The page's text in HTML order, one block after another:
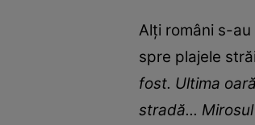
Alți români s-
spre plajele
fost. Ultima
stradă...